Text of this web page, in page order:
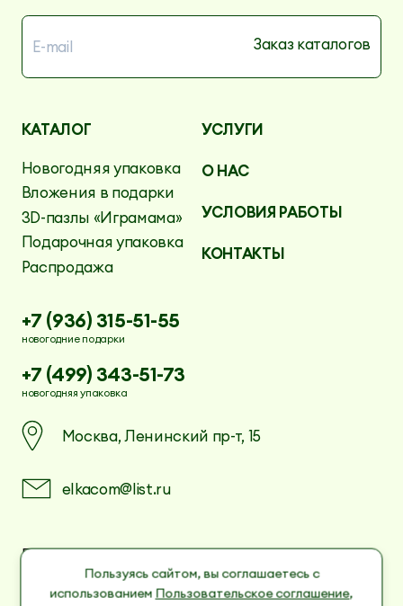
Пользуясь сайтом, вы соглашаетесь с
использованием Пользовательское соглашение,
КАТАЛОГ
Новогодняя упаковка
Вложения в подарки
3D-пазлы «Играмама»
Подарочная упаковка
Распродажа
УСЛУГИ
О НАС
УСЛОВИЯ РАБОТЫ
КОНТАКТЫ
+7 (936) 315-51-55
новогодние подарки
+7 (499) 343-51-73
новогодняя упаковка
Москва, Ленинский пр-т, 15
elkacom@list.ru
Пользовательское соглашение
Политика в отношении обработки
персональных данных